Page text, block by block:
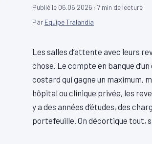
Publié le 06.06.2026 · 7 min de lecture
Par Equipe Tralandia
Les salles d’attente avec leurs
chose. Le compte en banque
costard qui gagne un maximum,
hôpital ou clinique privée, les
y a des années d’études, des
portefeuille. On décortique tout,